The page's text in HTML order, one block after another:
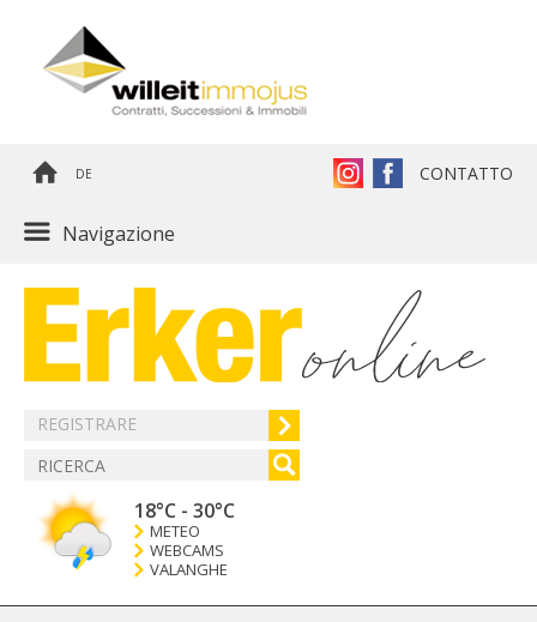
DE CONTATTO
Navigazione
REGISTRARE
18°C - 30°C
METEO
WEBCAMS
VALANGHE